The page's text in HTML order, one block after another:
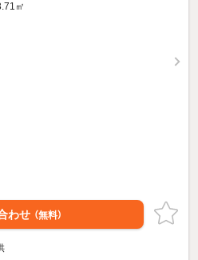
㎡
わせ （無料）